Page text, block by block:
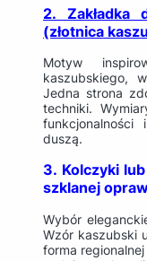
2. Zakładka
(złotnica
Motyw
kaszubskiego,
Jedna strona
techniki.
duszą.
3. Kolczyki
szklanej
Wybór
Wzór kaszubski
forma